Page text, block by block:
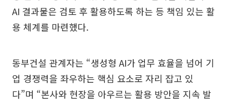
AI 결과물은 검토 후 활용하도록 하는 등 책임 있는 활
용 체계를 마련했다.
동부건설 관계자는 “생성형 AI가 업무 효율을 넘어 기
업 경쟁력을 좌우하는 핵심 요소로 자리 잡고 있
다”며 “본사와 현장을 아우르는 활용 방안을 지속 발